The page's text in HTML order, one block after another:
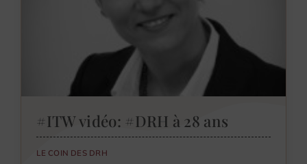
#ITW vidéo: #DRH à 28 ans
LE COIN DES DRH